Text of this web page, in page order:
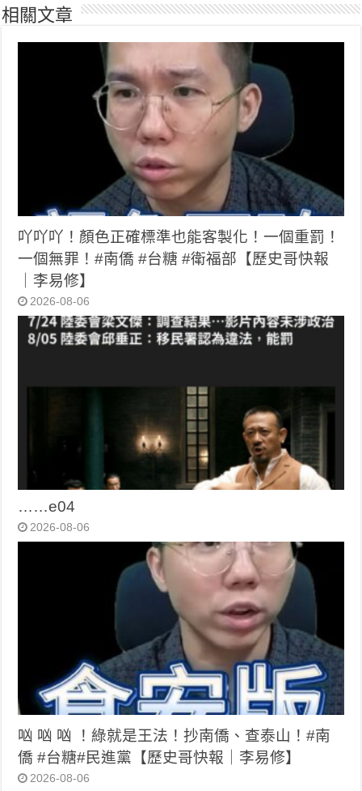
相關文章
吖吖吖！顏色正確標準也能客製化！一個重罰！
一個無罪！#南僑 #台糖 #衛福部【歷史哥快報
｜李易修】
2026-08-06
……e04
2026-08-06
㕳 㕳 㕳 ！綠就是王法！抄南僑、查泰山！#南
僑 #台糖#民進黨【歷史哥快報｜李易修】
2026-08-06